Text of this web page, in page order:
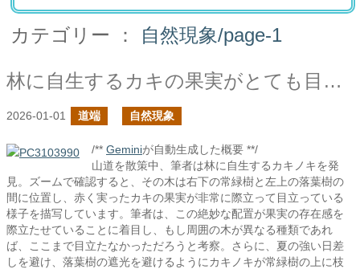
カテゴリー ： 自然現象/page-1
林に自生するカキの果実がとても目立っている
2026-01-01 道端 自然現象
/** Geminiが自動生成した概要 **/
山道を散策中、筆者は林に自生するカキノキを発
見。ズームで確認すると、その木は右下の常緑樹と左上の落葉樹の
間に位置し、赤く実ったカキの果実が非常に際立って目立っている
様子を描写しています。筆者は、この絶妙な配置が果実の存在感を
際立たせていることに着目し、もし周囲の木が異なる種類であれ
ば、ここまで目立たなかっただろうと考察。さらに、夏の強い日差
しを避け、落葉樹の遮光を避けるようにカキノキが常緑樹の上に枝